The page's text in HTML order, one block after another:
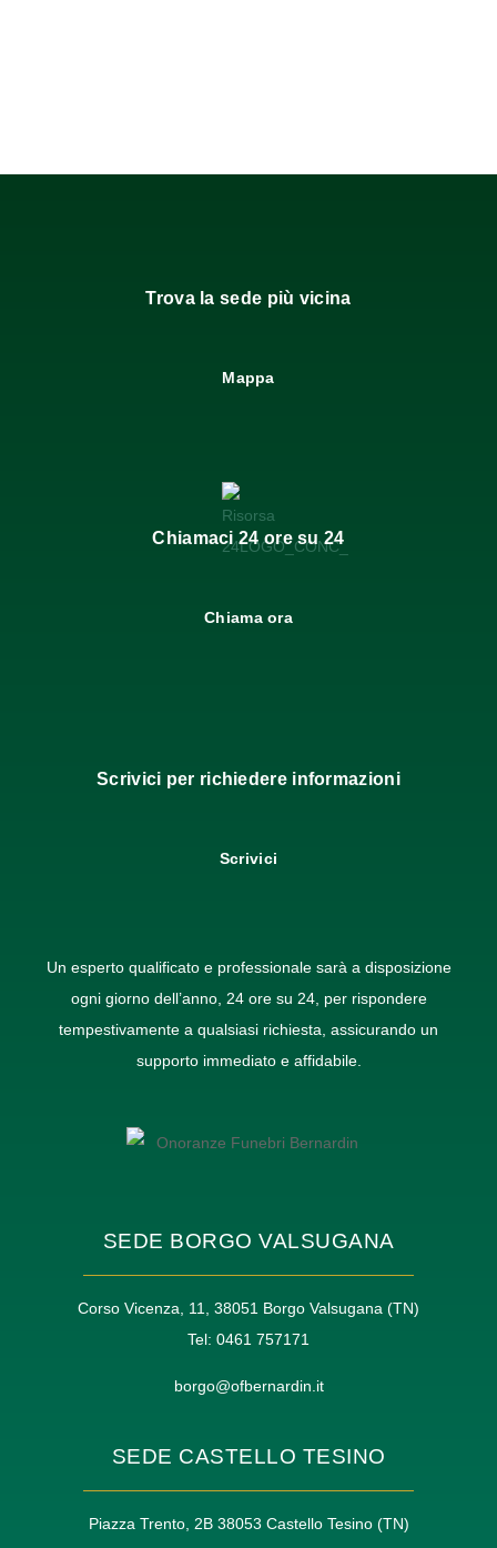
Trova la sede più vicina
Mappa
Chiamaci 24 ore su 24
Chiama ora
Scrivici per richiedere informazioni
Scrivici
Un esperto qualificato e professionale sarà a disposizione
ogni giorno dell’anno, 24 ore su 24, per rispondere
tempestivamente a qualsiasi richiesta, assicurando un
supporto immediato e affidabile.
SEDE BORGO VALSUGANA
Corso Vicenza, 11, 38051 Borgo Valsugana (TN)
Tel: 0461 757171
borgo@ofbernardin.it
SEDE CASTELLO TESINO
Piazza Trento, 2B 38053 Castello Tesino (TN)